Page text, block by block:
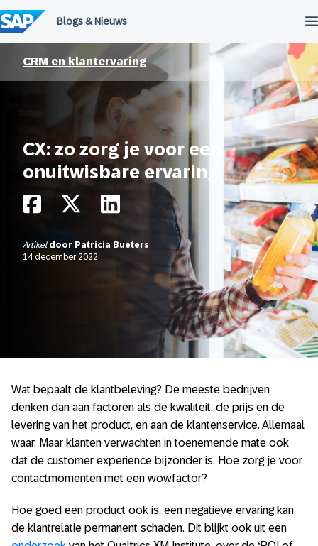
naar
de
inhoud
CRM en klantervaring
CX: zo zorg je voor een
onuitwisbare ervaring
Artikel door Patricia Bueters
14 december 2022
Wat bepaalt de klantbeleving? De meeste bedrijven
denken dan aan factoren als de kwaliteit, de prijs en de
levering van het product, en aan de klantenservice. Allemaal
waar. Maar klanten verwachten in toenemende mate ook
dat de customer experience bijzonder is. Hoe zorg je voor
contactmomenten met een wowfactor?
Hoe goed een product ook is, een negatieve ervaring kan
de klantrelatie permanent schaden. Dit blijkt ook uit een